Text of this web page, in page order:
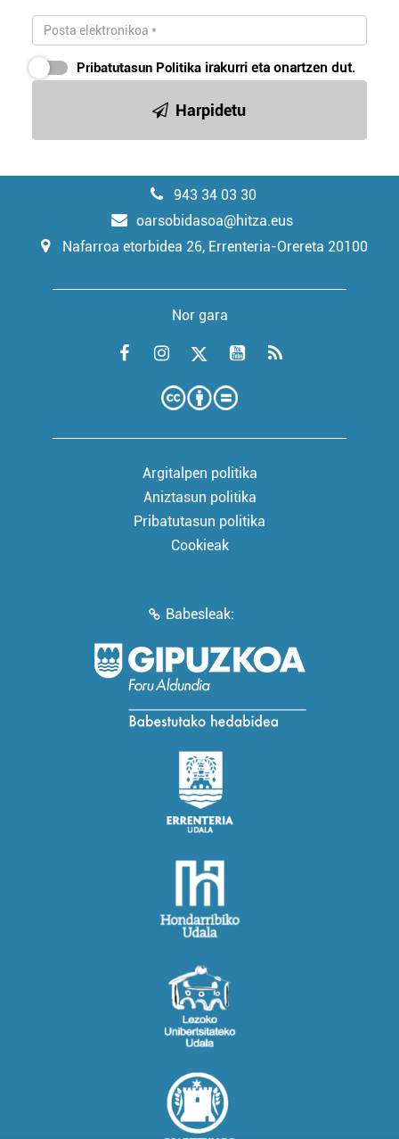
Pribatutasun Politika irakurri eta onartzen dut.
Harpidetu
943 34 03 30
oarsobidasoa@hitza.eus
Nafarroa etorbidea 26, Errenteria-Orereta 20100
Nor gara
Argitalpen politika
Aniztasun politika
Pribatutasun politika
Cookieak
Babesleak: